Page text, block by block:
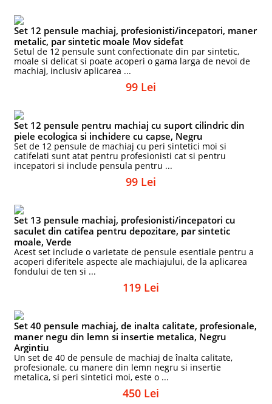
Set 12 pensule machiaj, profesionisti/incepatori, maner
metalic, par sintetic moale Mov sidefat
Setul de 12 pensule sunt confectionate din par sintetic,
moale si delicat si poate acoperi o gama larga de nevoi de
machiaj, inclusiv aplicarea ...
99 Lei
Set 12 pensule pentru machiaj cu suport cilindric din
piele ecologica si inchidere cu capse, Negru
Set de 12 pensule de machiaj cu peri sintetici moi si
catifelati sunt atat pentru profesionisti cat si pentru
incepatori si include pensula pentru ...
99 Lei
Set 13 pensule machiaj, profesionisti/incepatori cu
saculet din catifea pentru depozitare, par sintetic
moale, Verde
Acest set include o varietate de pensule esentiale pentru a
acoperi diferitele aspecte ale machiajului, de la aplicarea
fondului de ten si ...
119 Lei
Set 40 pensule machiaj, de inalta calitate, profesionale,
maner negu din lemn si insertie metalica, Negru
Argintiu
Un set de 40 de pensule de machiaj de înalta calitate,
profesionale, cu manere din lemn negru si insertie
metalica, si peri sintetici moi, este o ...
450 Lei